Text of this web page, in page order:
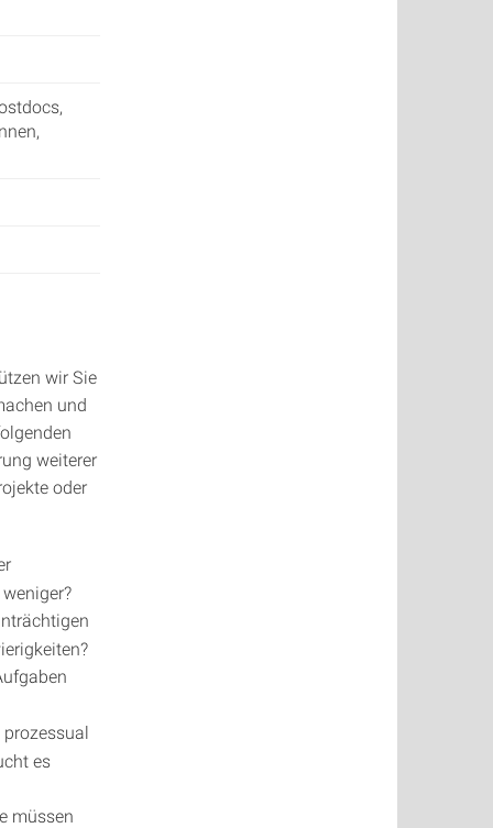
wir Sie
und
weiterer
oder
es
müssen